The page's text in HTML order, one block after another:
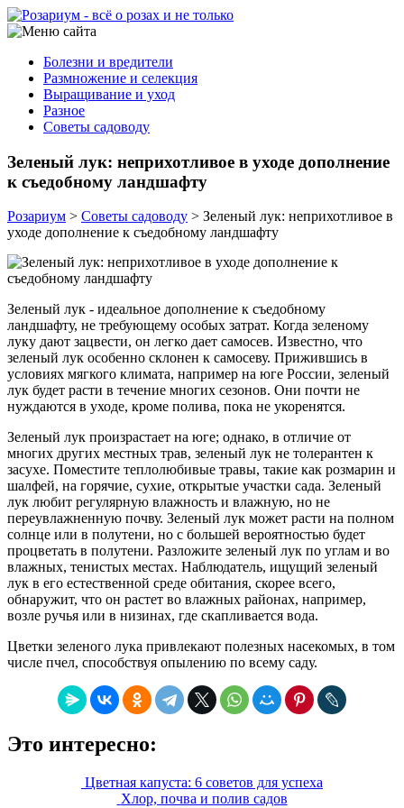
Болезни и вредители
Размножение и селекция
Выращивание и уход
Разное
Советы садоводу
Зеленый лук: неприхотливое в уходе дополнение
к съедобному ландшафту
Розариум > Советы садоводу > Зеленый лук: неприхотливое в
уходе дополнение к съедобному ландшафту
Зеленый лук - идеальное дополнение к съедобному
ландшафту, не требующему особых затрат. Когда зеленому
луку дают зацвести, он легко дает самосев. Известно, что
зеленый лук особенно склонен к самосеву. Прижившись в
условиях мягкого климата, например на юге России, зеленый
лук будет расти в течение многих сезонов. Они почти не
нуждаются в уходе, кроме полива, пока не укоренятся.
Зеленый лук произрастает на юге; однако, в отличие от
многих других местных трав, зеленый лук не толерантен к
засухе. Поместите теплолюбивые травы, такие как розмарин и
шалфей, на горячие, сухие, открытые участки сада. Зеленый
лук любит регулярную влажность и влажную, но не
переувлажненную почву. Зеленый лук может расти на полном
солнце или в полутени, но с большей вероятностью будет
процветать в полутени. Разложите зеленый лук по углам и во
влажных, тенистых местах. Наблюдатель, ищущий зеленый
лук в его естественной среде обитания, скорее всего,
обнаружит, что он растет во влажных районах, например,
возле ручья или в низинах, где скапливается вода.
Цветки зеленого лука привлекают полезных насекомых, в том
числе пчел, способствуя опылению по всему саду.
Это интересно:
Цветная капуста: 6 советов для успеха
Хлор, почва и полив садов